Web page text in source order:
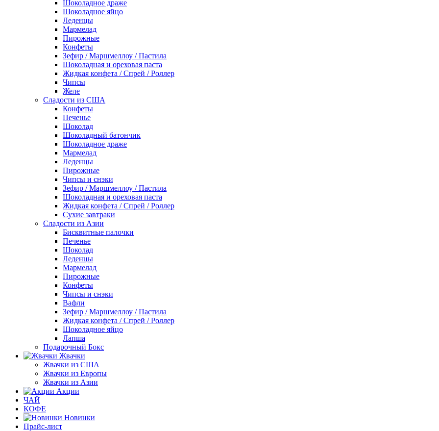
Шоколадное драже
Шоколадное яйцо
Леденцы
Мармелад
Пирожные
Конфеты
Зефир / Маршмеллоу / Пастила
Шоколадная и ореховая паста
Жидкая конфета / Спрей / Роллер
Чипсы
Желе
Сладости из США
Конфеты
Печенье
Шоколад
Шоколадный батончик
Шоколадное драже
Мармелад
Леденцы
Пирожные
Чипсы и снэки
Зефир / Маршмеллоу / Пастила
Шоколадная и ореховая паста
Жидкая конфета / Спрей / Роллер
Сухие завтраки
Сладости из Азии
Бисквитные палочки
Печенье
Шоколад
Леденцы
Мармелад
Пирожные
Конфеты
Чипсы и снэки
Вафли
Зефир / Маршмеллоу / Пастила
Жидкая конфета / Спрей / Роллер
Шоколадное яйцо
Лапша
Подарочный Бокс
Жвачки
Жвачки из США
Жвачки из Европы
Жвачки из Азии
Акции
ЧАЙ
КОФЕ
Новинки
Прайс-лист